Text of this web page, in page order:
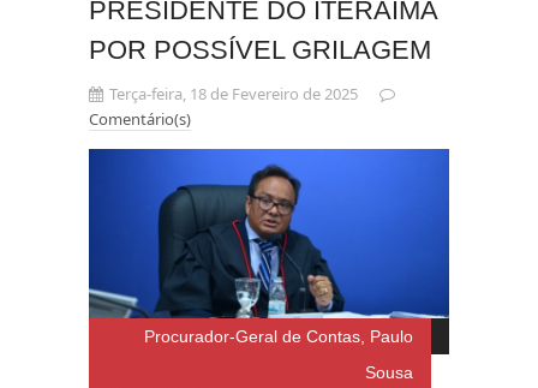
PRESIDENTE DO ITERAIMA
POR POSSÍVEL GRILAGEM
Terça-feira, 18 de Fevereiro de 2025
Comentário(s)
Procurador-Geral de Contas, Paulo
Sousa